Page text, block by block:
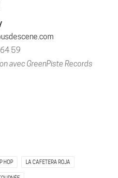
59
avec GreenPiste Records
HOP LA CAFETERA ROJA